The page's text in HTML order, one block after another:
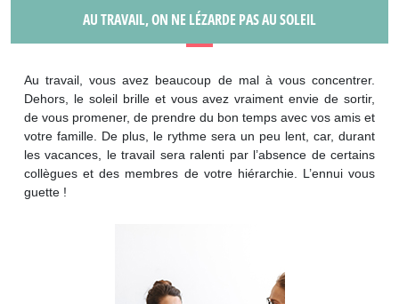
AU TRAVAIL, ON NE LÉZARDE PAS AU SOLEIL
Au travail, vous avez beaucoup de mal à vous concentrer.
Dehors, le soleil brille et vous avez vraiment envie de sortir,
de vous promener, de prendre du bon temps avec vos amis et
votre famille. De plus, le rythme sera un peu lent, car, durant
les vacances, le travail sera ralenti par l’absence de certains
collègues et des membres de votre hiérarchie. L’ennui vous
guette !